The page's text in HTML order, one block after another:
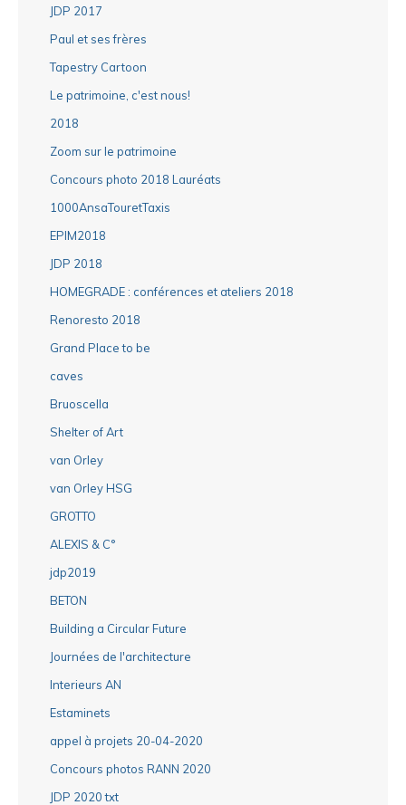
JDP 2017
Paul et ses frères
Tapestry Cartoon
Le patrimoine, c'est nous!
2018
Zoom sur le patrimoine
Concours photo 2018 Lauréats
1000AnsaTouretTaxis
EPIM2018
JDP 2018
HOMEGRADE : conférences et ateliers 2018
Renoresto 2018
Grand Place to be
caves
Bruoscella
Shelter of Art
van Orley
van Orley HSG
GROTTO
ALEXIS & C°
jdp2019
BETON
Building a Circular Future
Journées de l'architecture
Interieurs AN
Estaminets
appel à projets 20-04-2020
Concours photos RANN 2020
JDP 2020 txt